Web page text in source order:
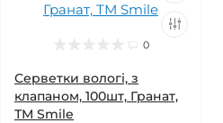
0
Серветки вологі, з
клапаном, 100шт, Гранат,
ТМ Smile